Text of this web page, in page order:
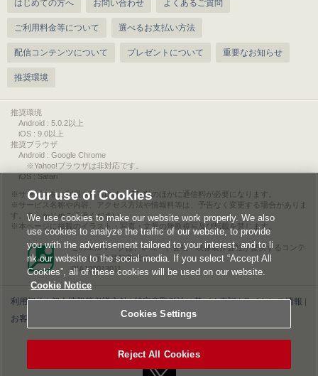
はじめての方へ お問い合わせ よくあるご質問
ご利用料金等について 選べるお支払い方法
配信コンテンツについて プレゼントについて 重要なお知らせ
推奨環境
推奨環境
Android : 5.0.2以上
iOS : 9.0以上
推奨ブラウザ
Android : Google Chrome
※Yahoo!ブラウザは非対応です。
iOS : Safari
サービスをご利用されるには、情報料のほかに通信料が必要になります。
サービス名称や内容、アクセス方法や情報料等は、予告なく変更する場合がありま
す。あらかじめご了承ください。
本ページに掲載のイラスト・写真・文章の無断複写及び転載を禁じます。
このエルマークは、レコード会社・映像製作会社が提供するコンテ
ンツを示す登録商標です。
RIAJ00013011
利用規約|個人情報等保護方針|特定商取引法に基づく表記|ライセンス情報
お客様情報の外部送信について|Cookies Settings
Our use of Cookies
We use cookies to make our website work properly. We also
use cookies to analyze the traffic of our website, to provide
you with the advertisement tailored to your interest, and to li
nk our website to the social media. If you select “Accept All
Cookies”, all of these cookies will be used on our website.
Cookie Notice
Cookies Settings
Reject All Cookies